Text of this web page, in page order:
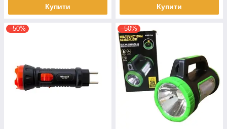
Купити Купити
–50% –50%